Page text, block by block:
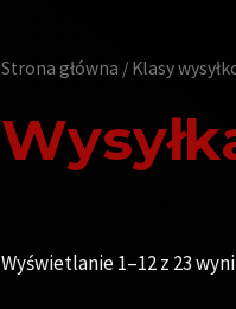
Strona główna / Klasy
Wyświetlanie 1–12 z 23